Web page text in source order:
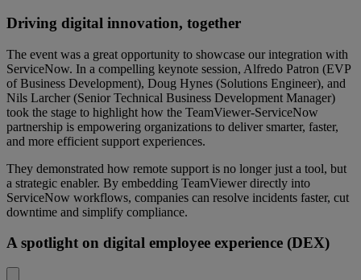
Driving digital innovation, together
The event was a great opportunity to showcase our integration with
ServiceNow. In a compelling keynote session, Alfredo Patron (EVP
of Business Development), Doug Hynes (Solutions Engineer), and
Nils Larcher (Senior Technical Business Development Manager)
took the stage to highlight how the TeamViewer-ServiceNow
partnership is empowering organizations to deliver smarter, faster,
and more efficient support experiences.
They demonstrated how remote support is no longer just a tool, but
a strategic enabler. By embedding TeamViewer directly into
ServiceNow workflows, companies can resolve incidents faster, cut
downtime and simplify compliance.
A spotlight on digital employee experience (DEX)